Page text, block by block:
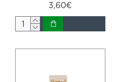
3,60€